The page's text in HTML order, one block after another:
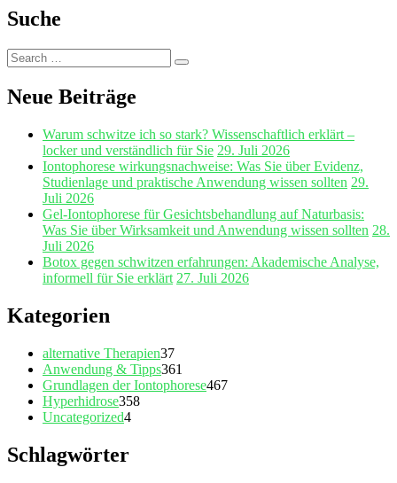
Suche
Search
for:
Search
Neue Beiträge
Warum schwitze ich so stark? Wissenschaftlich erklärt –
locker und verständlich für Sie 29. Juli 2026
Iontophorese wirkungsnachweise: Was Sie über Evidenz,
Studienlage und praktische Anwendung wissen sollten 29.
Juli 2026
Gel‑Iontophorese für Gesichtsbehandlung auf Naturbasis:
Was Sie über Wirksamkeit und Anwendung wissen sollten 28.
Juli 2026
Botox gegen schwitzen erfahrungen: Akademische Analyse,
informell für Sie erklärt 27. Juli 2026
Kategorien
alternative Therapien37
Anwendung & Tipps361
Grundlagen der Iontophorese467
Hyperhidrose358
Uncategorized4
Schlagwörter